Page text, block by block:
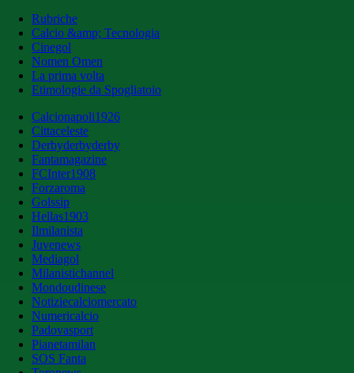
Rubriche
Calcio &amp; Tecnologia
Cinegol
Nomen Omen
La prima volta
Etimologie da Spogliatoio
Calcionapoli1926
Cittaceleste
Derbyderbyderby
Fantamagazine
FCInter1908
Forzaroma
Golssip
Hellas1903
Ilmilanista
Juvenews
Mediagol
Milanistichannel
Mondoudinese
Notiziecalciomercato
Numericalcio
Padovasport
Pianetamilan
SOS Fanta